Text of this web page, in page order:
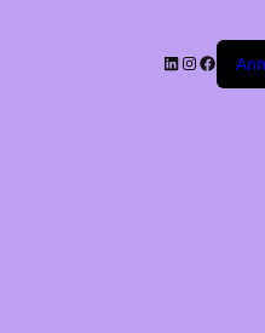
LinkedIn
Instagram